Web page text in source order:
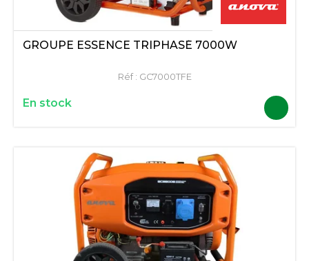
GROUPE ESSENCE TRIPHASÉ 7000W
Réf : GC7000TFE
En stock